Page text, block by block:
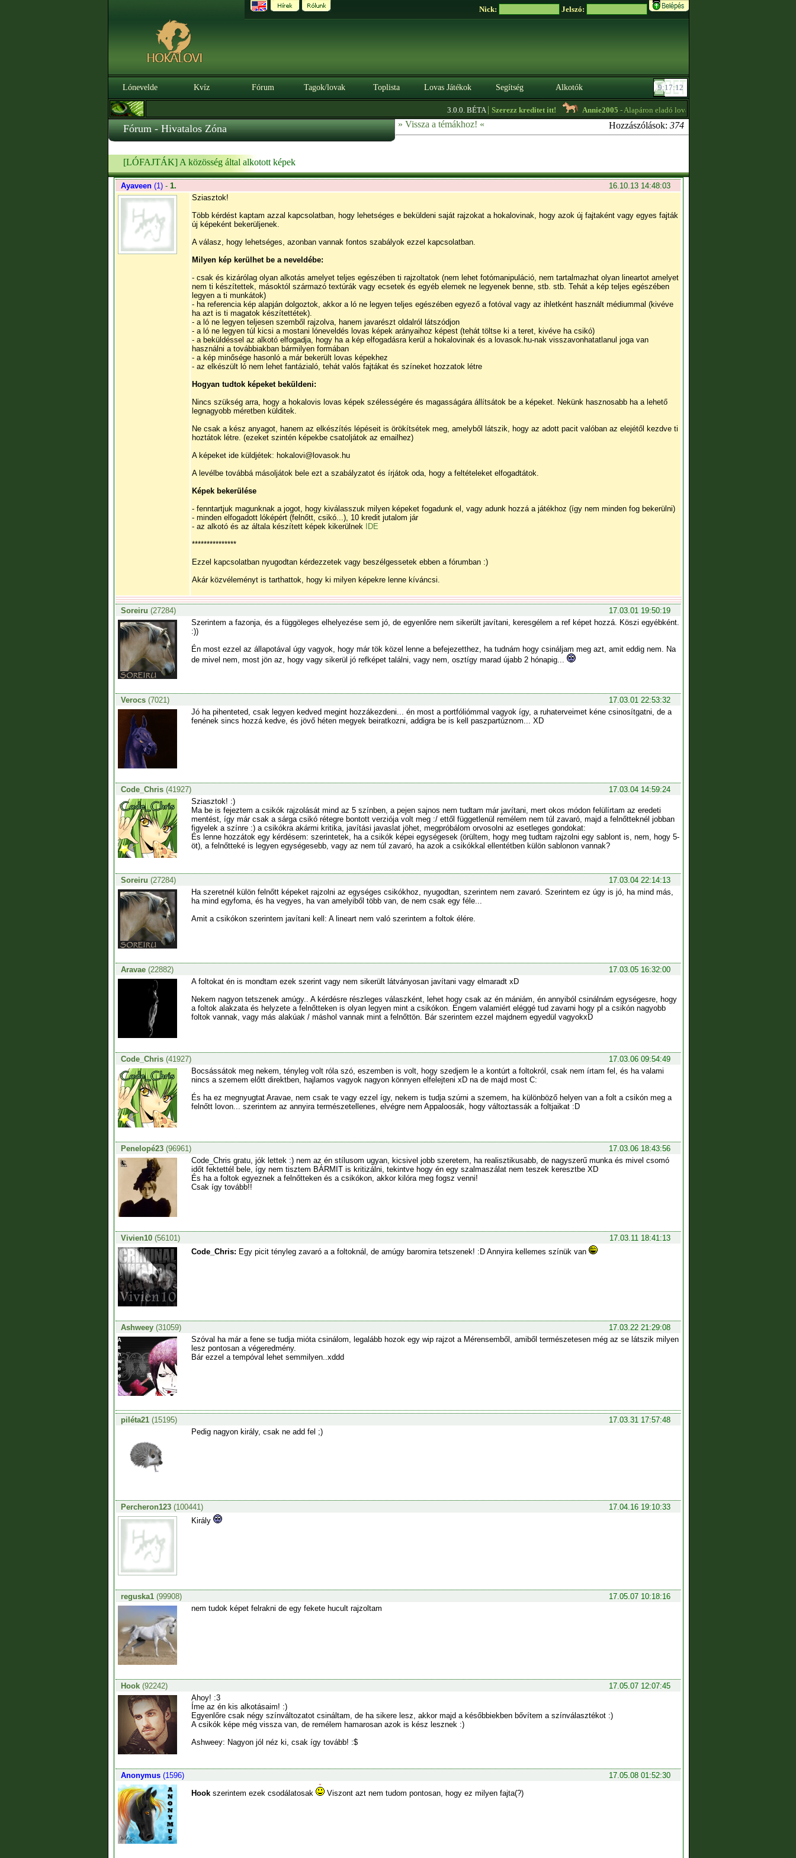
Nick: Jelszó:
Lónevelde Kvíz Fórum Tagok/lovak Toplista Lovas Játékok Segítség Alkotók
3.0.0. BÉTA |Szerezz kreditet itt! Annie2005- Alapáron eladó lovak zabszem hiány miatt különlegesek
Fórum - Hivatalos Zóna » Vissza a témákhoz! « Hozzászólások: 374
[LÓFAJTÁK] A közösség által alkotott képek
Ayaveen(1) - 1.
16.10.13 14:48:03
Sziasztok!
Több kérdést kaptam azzal kapcsolatban, hogy lehetséges e beküldeni saját rajzokat a hokalovinak, hogy azok új fajtaként vagy egyes fajták
új képeként bekerüljenek.
A válasz, hogy lehetséges, azonban vannak fontos szabályok ezzel kapcsolatban.
Milyen kép kerülhet be a neveldébe:
- csak és kizárólag olyan alkotás amelyet teljes egészében ti rajzoltatok (nem lehet fotómanipuláció, nem tartalmazhat olyan lineartot amelyet
nem ti készítettek, másoktól származó textúrák vagy ecsetek és egyéb elemek ne legyenek benne, stb. stb. Tehát a kép teljes egészében
legyen a ti munkátok)
- ha referencia kép alapján dolgoztok, akkor a ló ne legyen teljes egészében egyező a fotóval vagy az ihletként használt médiummal (kivéve
ha azt is ti magatok készítettétek).
- a ló ne legyen teljesen szemből rajzolva, hanem javarészt oldalról látszódjon
- a ló ne legyen túl kicsi a mostani lóneveldés lovas képek arányaihoz képest (tehát töltse ki a teret, kivéve ha csikó)
- a beküldéssel az alkotó elfogadja, hogy ha a kép elfogadásra kerül a hokalovinak és a lovasok.hu-nak visszavonhatatlanul joga van
használni a továbbiakban bármilyen formában
- a kép minősége hasonló a már bekerült lovas képekhez
- az elkészült ló nem lehet fantázialó, tehát valós fajtákat és színeket hozzatok létre
Hogyan tudtok képeket beküldeni:
Nincs szükség arra, hogy a hokalovis lovas képek szélességére és magasságára állítsátok be a képeket. Nekünk hasznosabb ha a lehető
legnagyobb méretben külditek.
Ne csak a kész anyagot, hanem az elkészítés lépéseit is örökítsétek meg, amelyből látszik, hogy az adott pacit valóban az elejétől kezdve ti
hoztátok létre. (ezeket szintén képekbe csatoljátok az emailhez)
A képeket ide küldjétek: hokalovi@lovasok.hu
A levélbe továbbá másoljátok bele ezt a szabályzatot és írjátok oda, hogy a feltételeket elfogadtátok.
Képek bekerülése
- fenntartjuk magunknak a jogot, hogy kiválasszuk milyen képeket fogadunk el, vagy adunk hozzá a játékhoz (így nem minden fog bekerülni)
- minden elfogadott lóképért (felnőtt, csikó...), 10 kredit jutalom jár
- az alkotó és az általa készített képek kikerülnek
IDE
***************
Ezzel kapcsolatban nyugodtan kérdezzetek vagy beszélgessetek ebben a fórumban :)
Akár közvéleményt is tarthattok, hogy ki milyen képekre lenne kíváncsi.
Soreiru (27284)
17.03.01 19:50:19
Szerintem a fazonja, és a függöleges elhelyezése sem jó, de egyenlőre nem sikerült javítani, keresgélem a ref képet hozzá. Köszi egyébként.
:))
Én most ezzel az állapotával úgy vagyok, hogy már tök közel lenne a befejezetthez, ha tudnám hogy csináljam meg azt, amit eddig nem. Na
de mivel nem, most jön az, hogy vagy sikerül jó refképet találni, vagy nem, osztígy marad újabb 2 hónapig...
Verocs(7021)
17.03.01 22:53:32
Jó ha pihenteted, csak legyen kedved megint hozzákezdeni... én most a portfóliómmal vagyok így, a ruhaterveimet kéne csinosítgatni, de a
fenének sincs hozzá kedve, és jövő héten megyek beiratkozni, addigra be is kell paszpartúznom... XD
Code_Chris(41927)
17.03.04 14:59:24
Sziasztok! :)
Ma be is fejeztem a csikók rajzolását mind az 5 színben, a pejen sajnos nem tudtam már javítani, mert okos módon felülírtam az eredeti
mentést, így már csak a sárga csikó rétegre bontott verziója volt meg :/ ettől függetlenül remélem nem túl zavaró, majd a felnőtteknél jobban
figyelek a színre :) a csikókra akármi kritika, javítási javaslat jöhet, megpróbálom orvosolni az esetleges gondokat:
És lenne hozzátok egy kérdésem: szerintetek, ha a csikók képei egységesek (örültem, hogy meg tudtam rajzolni egy sablont is, nem, hogy 5-
öt), a felnőtteké is legyen egységesebb, vagy az nem túl zavaró, ha azok a csikókkal ellentétben külön sablonon vannak?
Soreiru (27284)
17.03.04 22:14:13
Ha szeretnél külön felnőtt képeket rajzolni az egységes csikókhoz, nyugodtan, szerintem nem zavaró. Szerintem ez úgy is jó, ha mind más,
ha mind egyfoma, és ha vegyes, ha van amelyiből több van, de nem csak egy féle...
Amit a csikókon szerintem javítani kell: A lineart nem való szerintem a foltok élére.
Aravae(22882)
17.03.05 16:32:00
A foltokat én is mondtam ezek szerint vagy nem sikerült látványosan javítani vagy elmaradt xD
Nekem nagyon tetszenek amúgy.. A kérdésre részleges válaszként, lehet hogy csak az én mániám, én annyiból csinálnám egységesre, hogy
a foltok alakzata és helyzete a felnőtteken is olyan legyen mint a csikókon. Engem valamiért eléggé tud zavarni hogy pl a csikón nagyobb
foltok vannak, vagy más alakúak / máshol vannak mint a felnőttön. Bár szerintem ezzel majdnem egyedül vagyokxD
Code_Chris(41927)
17.03.06 09:54:49
Bocsássátok meg nekem, tényleg volt róla szó, eszemben is volt, hogy szedjem le a kontúrt a foltokról, csak nem írtam fel, és ha valami
nincs a szemem előtt direktben, hajlamos vagyok nagyon könnyen elfelejteni xD na de majd most C:
És ha ez megnyugtat Aravae, nem csak te vagy ezzel így, nekem is tudja szúrni a szemem, ha különböző helyen van a folt a csikón meg a
felnőtt lovon... szerintem az annyira természetellenes, elvégre nem Appaloosák, hogy változtassák a foltjaikat :D
Penelopé23(96961)
17.03.06 18:43:56
Code_Chris gratu, jók lettek :) nem az én stílusom ugyan, kicsivel jobb szeretem, ha realisztikusabb, de nagyszerű munka és mivel csomó
időt fektettél bele, így nem tisztem BÁRMIT is kritizálni, tekintve hogy én egy szalmaszálat nem teszek keresztbe XD
És ha a foltok egyeznek a felnőtteken és a csikókon, akkor kilóra meg fogsz venni!
Csak így tovább!!
Vivien10(56101)
17.03.11 18:41:13
Code_Chris: Egy picit tényleg zavaró a a foltoknál, de amúgy baromira tetszenek! :D Annyira kellemes színük van
Ashweey(31059)
17.03.22 21:29:08
Szóval ha már a fene se tudja mióta csinálom, legalább hozok egy wip rajzot a Mérensemből, amiből természetesen még az se látszik milyen
lesz pontosan a végeredmény.
Bár ezzel a tempóval lehet semmilyen..xddd
piléta21(15195)
17.03.31 17:57:48
Pedig nagyon király, csak ne add fel ;)
Percheron123(100441)
17.04.16 19:10:33
Király
reguska1(99908)
17.05.07 10:18:16
nem tudok képet felrakni de egy fekete hucult rajzoltam
Hook(92242)
17.05.07 12:07:45
Ahoy! :3
Íme az én kis alkotásaim! :)
Egyenlőre csak négy színváltozatot csináltam, de ha sikere lesz, akkor majd a későbbiekben bővítem a színválasztékot :)
A csikók képe még vissza van, de remélem hamarosan azok is kész lesznek :)
Ashweey: Nagyon jól néz ki, csak így tovább! :$
Anonymus(1596)
17.05.08 01:52:30
Hookszerintem ezek csodálatosak Viszont azt nem tudom pontosan, hogy ez milyen fajta(?)